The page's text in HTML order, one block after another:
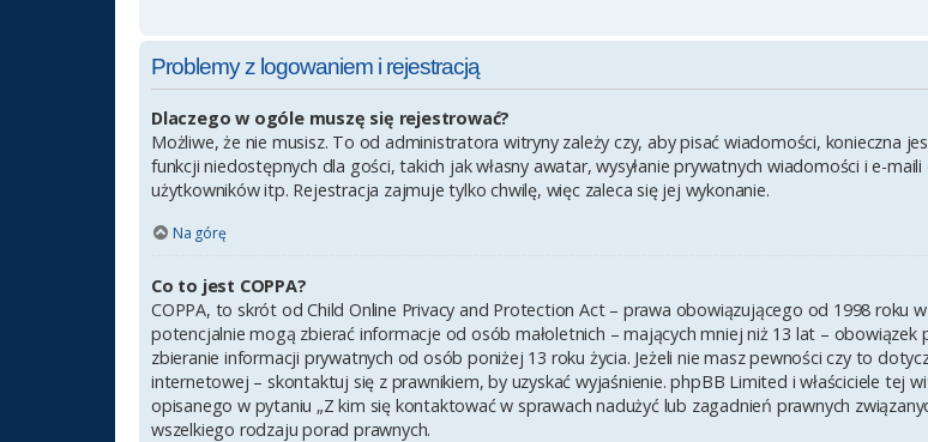
Problemy z logowaniem i rejestracją
Dlaczego w ogóle muszę się rejestrować?
Możliwe, że nie musisz. To od administratora witryny zależy czy, aby pisać wiadomości, konieczna
funkcji niedostępnych dla gości, takich jak własny awatar, wysyłanie prywatnych wiadomości i e-
użytkowników itp. Rejestracja zajmuje tylko chwilę, więc zaleca się jej wykonanie.
Na górę
Co to jest COPPA?
COPPA, to skrót od Child Online Privacy and Protection Act – prawa obowiązującego od 1998 roku
potencjalnie mogą zbierać informacje od osób małoletnich – mających mniej niż 13 lat –
zbieranie informacji prywatnych od osób poniżej 13 roku życia. Jeżeli nie masz pewności czy to
internetowej – skontaktuj się z prawnikiem, by uzyskać wyjaśnienie. phpBB Limited i właściciele tej
opisanego w pytaniu „Z kim się kontaktować w sprawach nadużyć lub zagadnień prawnych
wszelkiego rodzaju porad prawnych.